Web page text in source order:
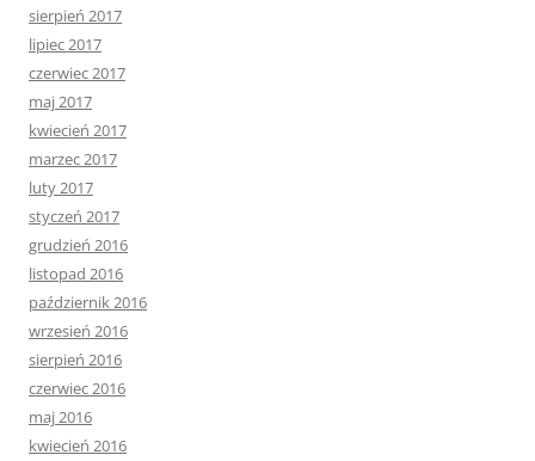
sierpień 2017
lipiec 2017
czerwiec 2017
maj 2017
kwiecień 2017
marzec 2017
luty 2017
styczeń 2017
grudzień 2016
listopad 2016
październik 2016
wrzesień 2016
sierpień 2016
czerwiec 2016
maj 2016
kwiecień 2016